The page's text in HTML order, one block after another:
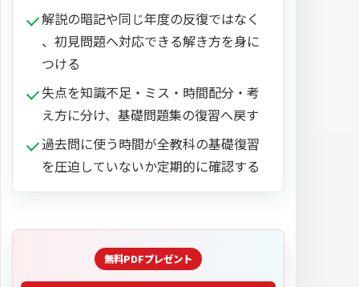
解説の暗記や同じ年度の反復ではなく
、初見問題へ対応できる解き方を身に
つける
失点を知識不足・ミス・時間配分・考
え方に分け、基礎問題集の復習へ戻す
過去問に使う時間が全教科の基礎復習
を圧迫していないか定期的に確認する